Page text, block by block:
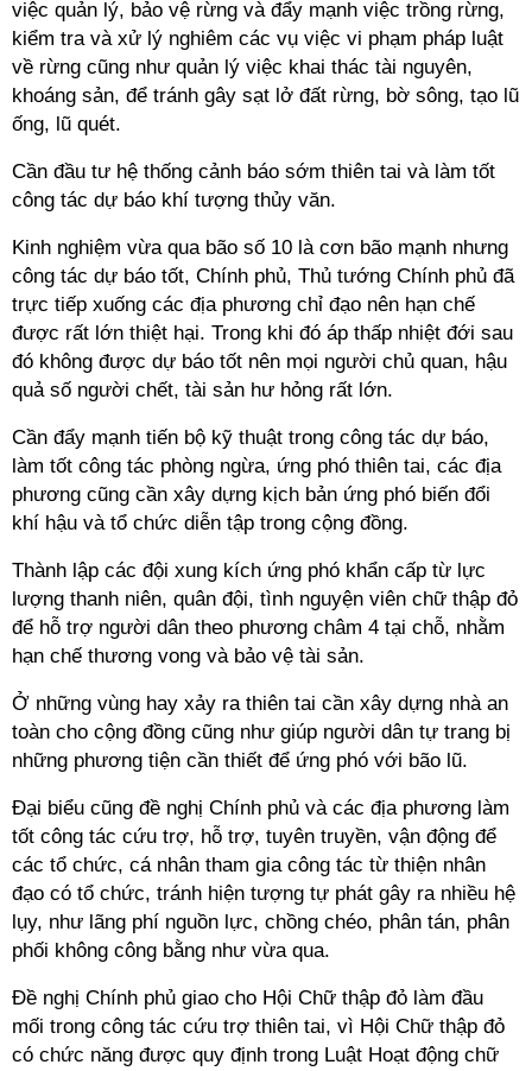
việc quản lý, bảo vệ rừng và đẩy mạnh việc trồng rừng,
kiểm tra và xử lý nghiêm các vụ việc vi phạm pháp luật
về rừng cũng như quản lý việc khai thác tài nguyên,
khoáng sản, để tránh gây sạt lở đất rừng, bờ sông, tạo lũ
ống, lũ quét.
Cần đầu tư hệ thống cảnh báo sớm thiên tai và làm tốt
công tác dự báo khí tượng thủy văn.
Kinh nghiệm vừa qua bão số 10 là cơn bão mạnh nhưng
công tác dự báo tốt, Chính phủ, Thủ tướng Chính phủ đã
trực tiếp xuống các địa phương chỉ đạo nên hạn chế
được rất lớn thiệt hại. Trong khi đó áp thấp nhiệt đới sau
đó không được dự báo tốt nên mọi người chủ quan, hậu
quả số người chết, tài sản hư hỏng rất lớn.
Cần đẩy mạnh tiến bộ kỹ thuật trong công tác dự báo,
làm tốt công tác phòng ngừa, ứng phó thiên tai, các địa
phương cũng cần xây dựng kịch bản ứng phó biến đổi
khí hậu và tổ chức diễn tập trong cộng đồng.
Thành lập các đội xung kích ứng phó khẩn cấp từ lực
lượng thanh niên, quân đội, tình nguyện viên chữ thập đỏ
để hỗ trợ người dân theo phương châm 4 tại chỗ, nhằm
hạn chế thương vong và bảo vệ tài sản.
Ở những vùng hay xảy ra thiên tai cần xây dựng nhà an
toàn cho cộng đồng cũng như giúp người dân tự trang bị
những phương tiện cần thiết để ứng phó với bão lũ.
Đại biểu cũng đề nghị Chính phủ và các địa phương làm
tốt công tác cứu trợ, hỗ trợ, tuyên truyền, vận động để
các tổ chức, cá nhân tham gia công tác từ thiện nhân
đạo có tổ chức, tránh hiện tượng tự phát gây ra nhiều hệ
lụy, như lãng phí nguồn lực, chồng chéo, phân tán, phân
phối không công bằng như vừa qua.
Đề nghị Chính phủ giao cho Hội Chữ thập đỏ làm đầu
mối trong công tác cứu trợ thiên tai, vì Hội Chữ thập đỏ
có chức năng được quy định trong Luật Hoạt động chữ